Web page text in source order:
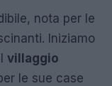
nota per le
Iniziamo
villaggio
le sue case